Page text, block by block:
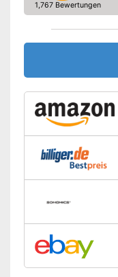
1,767 Bewertungen